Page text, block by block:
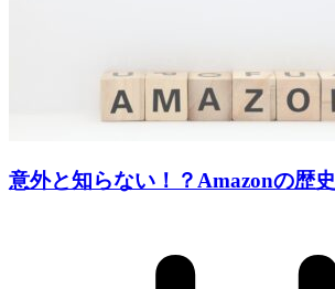
意外と知らない！？Amazonの歴史